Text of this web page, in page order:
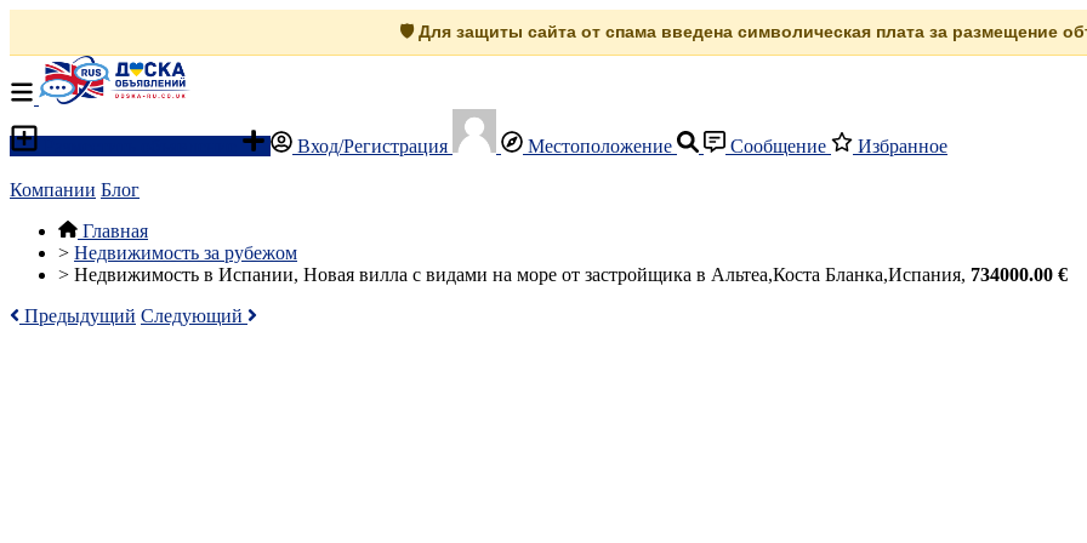
🛡️ Для защиты сайта от спама введена символическая плата за размещение
Вход/Регистрация Местоположение Сообщение Избранное
Компании Блог
Главная
> Недвижимость за рубежом
> Недвижимость в Испании, Новая вилла с видами на море от застройщика в Альтеа,Коста Бланка,Испания, 734000.00 €
Предыдущий Следующий